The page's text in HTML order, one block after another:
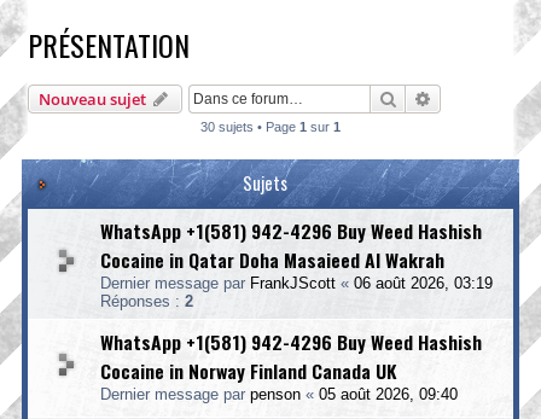
PRÉSENTATION
Nouveau sujet RechercherRecherche
30 sujets • Page 1 sur 1
Sujets
WhatsApp +1(581) 942-4296 Buy Weed Hashish
Cocaine in Qatar Doha Masaieed Al Wakrah
Dernier message par FrankJScott « 06 août 2026, 03:19
Réponses : 2
WhatsApp +1(581) 942-4296 Buy Weed Hashish
Cocaine in Norway Finland Canada UK
Dernier message par penson « 05 août 2026, 09:40